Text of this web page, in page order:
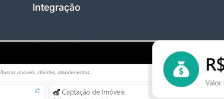
Integração